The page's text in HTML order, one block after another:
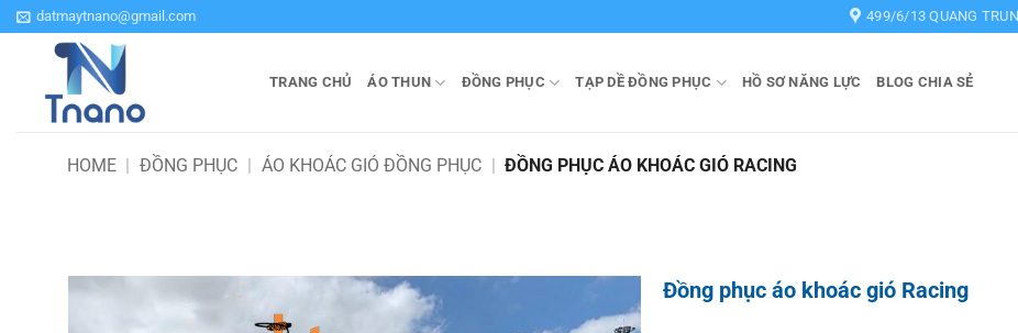
Bỏ
qua
datmaytnano@gmail.com 499/6/13 QUANG
TRANG CHỦ ÁO THUN ĐỒNG PHỤC TẠP DỀ ĐỒNG PHỤC HỒ SƠ NĂNG LỰC BLOG CHIA SẺ
HOME | ĐỒNG PHỤC | ÁO KHOÁC GIÓ ĐỒNG PHỤC | ĐỒNG PHỤC ÁO KHOÁC GIÓ RACING
Đồng phục áo khoác gió Racing